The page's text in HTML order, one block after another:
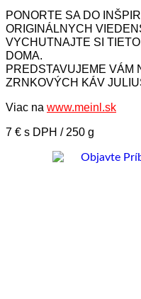
PONORTE SA DO
ORIGINÁLNYCH
VYCHUTNAJTE SI
DOMA.
PREDSTAVUJEME VÁM
ZRNKOVÝCH KÁV
Viac na www.meinl.sk
7 € s DPH / 250 g